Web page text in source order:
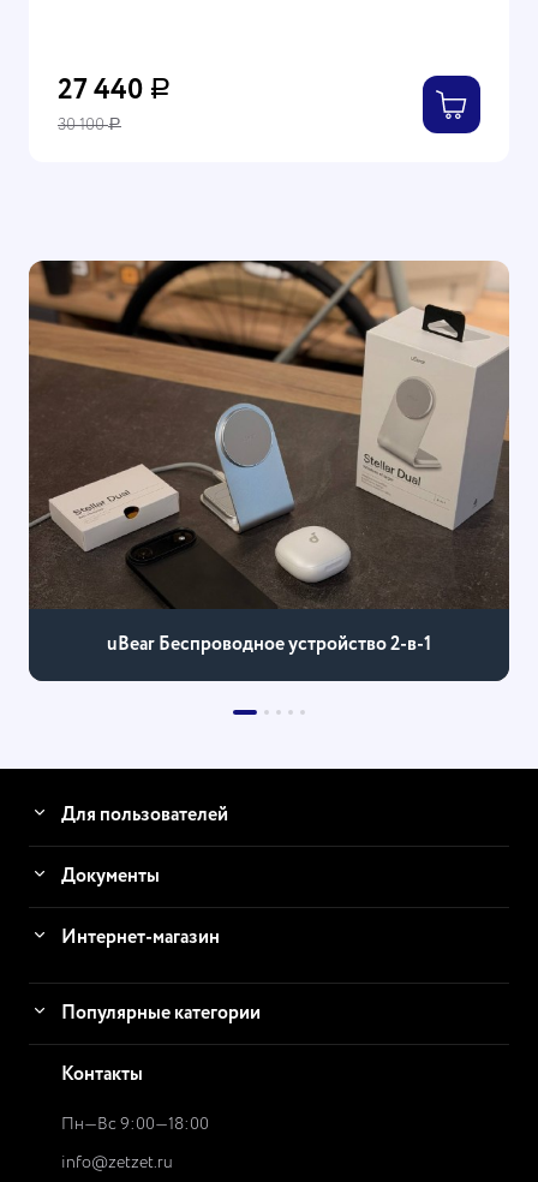
27 440 Р
30 100Р
uBear Беспроводное устройство 2-в-1
Для пользователей
Документы
Интернет-магазин
Популярные категории
Контакты
Пн—Вс 9:00—18:00
info@zetzet.ru